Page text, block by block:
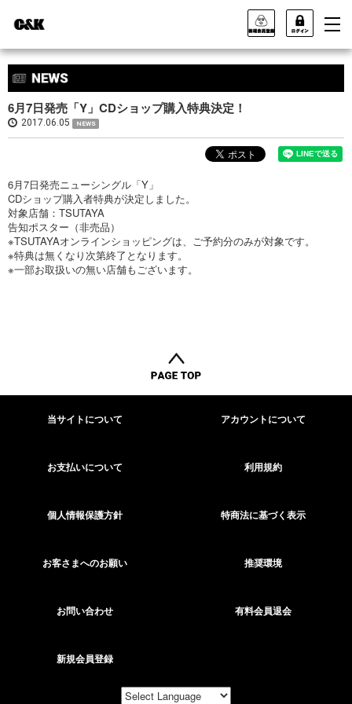
6月7日発売「Y」CDショップ購入特典決定！
2017.06.05 NEWS
6月7日発売ニューシングル「Y」
CDショップ購入者特典が決定しました。
対象店舗：TSUTAYA
告知ポスター（非売品）
※TSUTAYAオンラインショッピングは、ご予約分のみが対象です。
※特典は無くなり次第終了となります。
※一部お取扱いの無い店舗もございます。
当サイトについて アカウントについて
お支払いについて 利用規約
個人情報保護方針 特商法に基づく表示
お客さまへのお願い 推奨環境
お問い合わせ 有料会員退会
新規会員登録